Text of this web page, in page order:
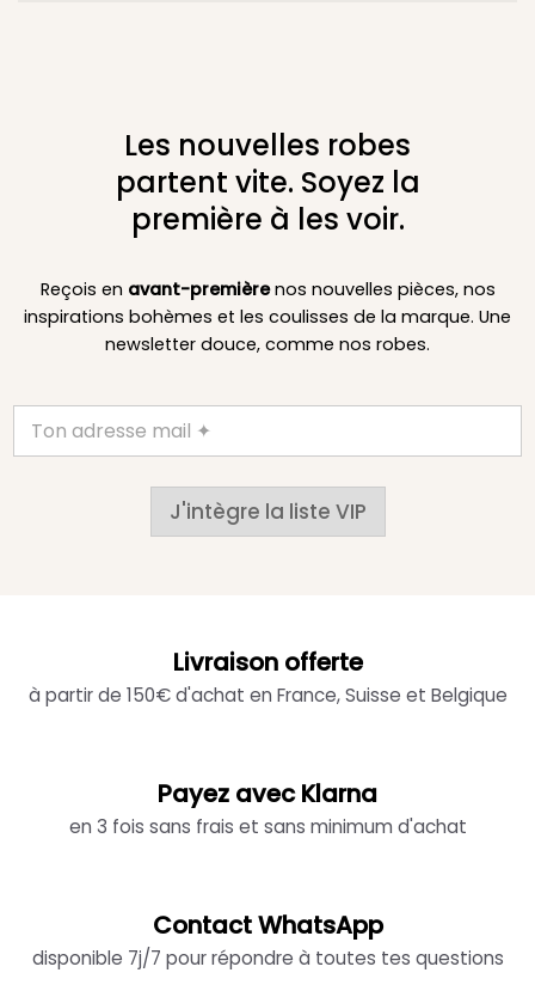
Les nouvelles robes
partent vite. Soyez la
première à les voir.
Reçois en avant-premièrenos nouvelles pièces, nos
inspirations bohèmes et les coulisses de la marque. Une
newsletter douce, comme nos robes.
J'intègre la liste VIP
Livraison offerte
à partir de 150€ d'achat en France, Suisse et Belgique
Payez avec Klarna
en 3 fois sans frais et sans minimum d'achat
Contact WhatsApp
disponible 7j/7 pour répondre à toutes tes questions